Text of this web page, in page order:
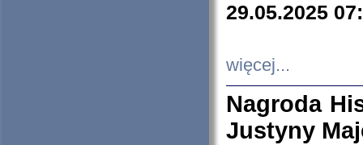
29.05.2025
więcej...
Nagroda
Justyny